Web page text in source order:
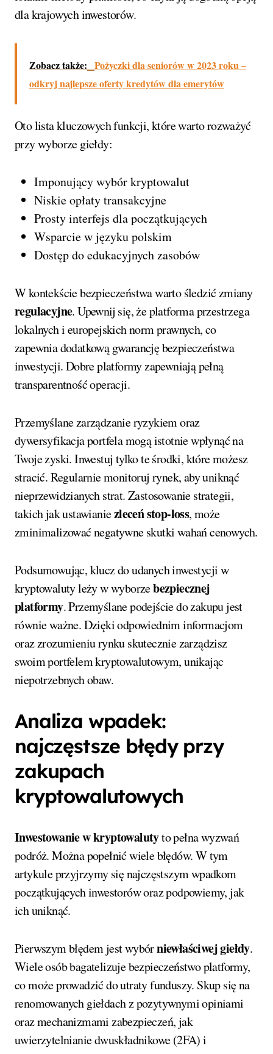
dla krajowych inwestorów.
Zobacz także: Pożyczki dla seniorów w 2023 roku –
odkryj najlepsze oferty kredytów dla emerytów
Oto lista kluczowych funkcji, które warto rozważyć
przy wyborze giełdy:
Imponujący wybór kryptowalut
Niskie opłaty transakcyjne
Prosty interfejs dla początkujących
Wsparcie w języku polskim
Dostęp do edukacyjnych zasobów
W kontekście bezpieczeństwa warto śledzić zmiany
regulacyjne. Upewnij się, że platforma przestrzega
lokalnych i europejskich norm prawnych, co
zapewnia dodatkową gwarancję bezpieczeństwa
inwestycji. Dobre platformy zapewniają pełną
transparentność operacji.
Przemyślane zarządzanie ryzykiem oraz
dywersyfikacja portfela mogą istotnie wpłynąć na
Twoje zyski. Inwestuj tylko te środki, które możesz
stracić. Regularnie monitoruj rynek, aby uniknąć
nieprzewidzianych strat. Zastosowanie strategii,
takich jak ustawianiezleceń stop-loss, może
zminimalizować negatywne skutki wahań cenowych.
Podsumowując, klucz do udanych inwestycji w
kryptowaluty leży w wyborzebezpiecznej
platformy. Przemyślane podejście do zakupu jest
równie ważne. Dzięki odpowiednim informacjom
oraz zrozumieniu rynku skutecznie zarządzisz
swoim portfelem kryptowalutowym, unikając
niepotrzebnych obaw.
Analiza wpadek:
najczęstsze błędy przy
zakupach
kryptowalutowych
Inwestowanie w kryptowalutyto pełna wyzwań
podróż. Można popełnić wiele błędów. W tym
artykule przyjrzymy się najczęstszym wpadkom
początkujących inwestorów oraz podpowiemy, jak
ich uniknąć.
Pierwszym błędem jest wybórniewłaściwej giełdy.
Wiele osób bagatelizuje bezpieczeństwo platformy,
co może prowadzić do utraty funduszy. Skup się na
renomowanych giełdach z pozytywnymi opiniami
oraz mechanizmami zabezpieczeń, jak
uwierzytelnianie dwuskładnikowe (2FA) i